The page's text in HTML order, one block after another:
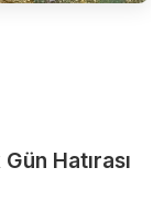
Hatırası